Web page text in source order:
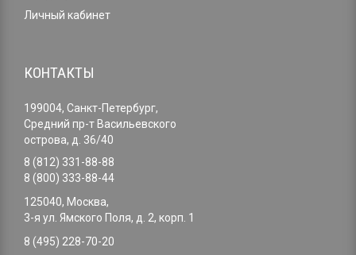
Личный кабинет
КОНТАКТЫ
199004, Санкт-Петербург,
Средний пр-т Васильевского
острова, д. 36/40
8 (812) 331-88-88
8 (800) 333-88-44
125040, Москва,
3-я ул. Ямского Поля, д. 2, корп. 1
8 (495) 228-70-20